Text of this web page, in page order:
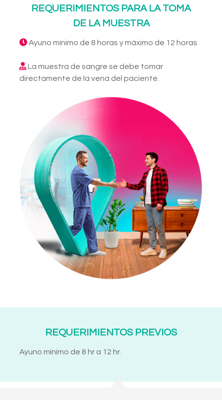
REQUERIMIENTOS PARA LA TOMA
DE LA MUESTRA
Ayuno mínimo de 8 horas y máximo de 12 horas
La muestra de sangre se debe tomar
directamente de la vena del paciente.
REQUERIMIENTOS PREVIOS
Ayuno mínimo de 8 hr a 12 hr.